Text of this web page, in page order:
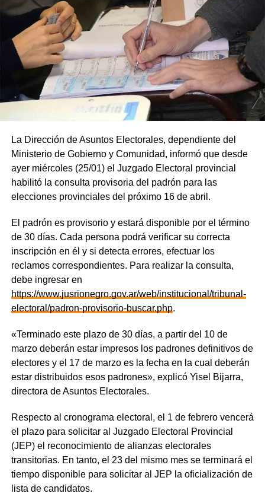
La Dirección de Asuntos Electorales, dependiente del
Ministerio de Gobierno y Comunidad, informó que desde
ayer miércoles (25/01) el Juzgado Electoral provincial
habilitó la consulta provisoria del padrón para las
elecciones provinciales del próximo 16 de abril.
El padrón es provisorio y estará disponible por el término
de 30 días. Cada persona podrá verificar su correcta
inscripción en él y si detecta errores, efectuar los
reclamos correspondientes. Para realizar la consulta,
debe ingresar en
https://www.jusrionegro.gov.ar/web/institucional/tribunal-
electoral/padron-provisorio-buscar.php.
«Terminado este plazo de 30 días, a partir del 10 de
marzo deberán estar impresos los padrones definitivos de
electores y el 17 de marzo es la fecha en la cual deberán
estar distribuidos esos padrones», explicó Yisel Bijarra,
directora de Asuntos Electorales.
Respecto al cronograma electoral, el 1 de febrero vencerá
el plazo para solicitar al Juzgado Electoral Provincial
(JEP) el reconocimiento de alianzas electorales
transitorias. En tanto, el 23 del mismo mes se terminará el
tiempo disponible para solicitar al JEP la oficialización de
lista de candidatos.